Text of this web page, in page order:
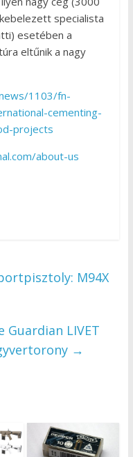
specialista
esetében a
eltűnik a nagy
1103/fn-
cementing-
projects
about-us
M94X
Guardian LIVET
→